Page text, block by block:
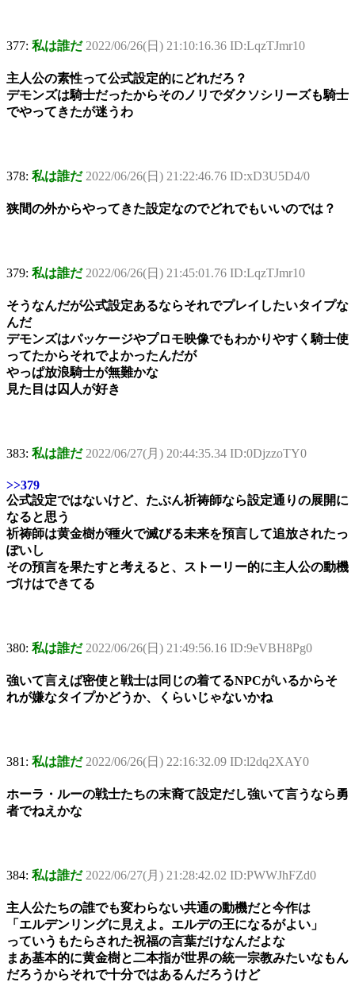
377: 私は誰だ 2022/06/26(日) 21:10:16.36 ID:LqzTJmr10
主人公の素性って公式設定的にどれだろ？
デモンズは騎士だったからそのノリでダクソシリーズも騎士
でやってきたが迷うわ
378: 私は誰だ 2022/06/26(日) 21:22:46.76 ID:xD3U5D4/0
狭間の外からやってきた設定なのでどれでもいいのでは？
379: 私は誰だ 2022/06/26(日) 21:45:01.76 ID:LqzTJmr10
そうなんだが公式設定あるならそれでプレイしたいタイプな
んだ
デモンズはパッケージやプロモ映像でもわかりやすく騎士使
ってたからそれでよかったんだが
やっぱ放浪騎士が無難かな
見た目は囚人が好き
383: 私は誰だ 2022/06/27(月) 20:44:35.34 ID:0DjzzoTY0
>>379
公式設定ではないけど、たぶん祈祷師なら設定通りの展開に
なると思う
祈祷師は黄金樹が種火で滅びる未来を預言して追放されたっ
ぽいし
その預言を果たすと考えると、ストーリー的に主人公の動機
づけはできてる
380: 私は誰だ 2022/06/26(日) 21:49:56.16 ID:9eVBH8Pg0
強いて言えば密使と戦士は同じの着てるNPCがいるからそ
れが嫌なタイプかどうか、くらいじゃないかね
381: 私は誰だ 2022/06/26(日) 22:16:32.09 ID:l2dq2XAY0
ホーラ・ルーの戦士たちの末裔て設定だし強いて言うなら勇
者でねえかな
384: 私は誰だ 2022/06/27(月) 21:28:42.02 ID:PWWJhFZd0
主人公たちの誰でも変わらない共通の動機だと今作は
「エルデンリングに見えよ。エルデの王になるがよい」
っていうもたらされた祝福の言葉だけなんだよな
まあ基本的に黄金樹と二本指が世界の統一宗教みたいなもん
だろうからそれで十分ではあるんだろうけど